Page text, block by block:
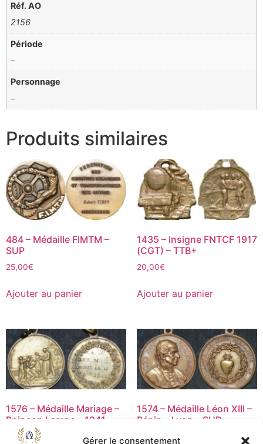
Gérer le consentement
Réf. AO
2156
Période
–
Personnage
–
Produits similaires
484 – Médaille FIMTM –
SUP
25,00€
Ajouter au panier
1435 – Insigne FNTCF 1917
(CGT) – TTB+
20,00€
Ajouter au panier
1576 – Médaille Mariage –
Poinçon Lampe – 1841 –
TTB
1574 – Médaille Léon XIII –
Pénin – Lyon – SUP
15,00